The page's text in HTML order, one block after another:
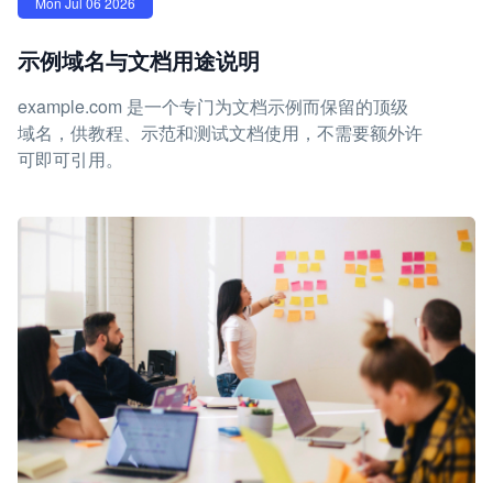
示例域名与文档用途说明
example.com 是一个专门为文档示例而保留的顶级
域名，供教程、示范和测试文档使用，不需要额外许
可即可引用。